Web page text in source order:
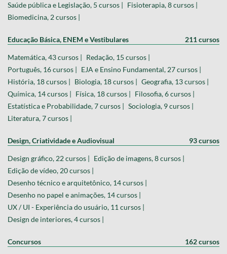
Saúde pública e Legislação, 5 cursos |
Fisioterapia, 8 cursos |
Biomedicina, 2 cursos |
Educação Básica, ENEM e Vestibulares 211 cursos
Matemática, 43 cursos |
Redação, 15 cursos |
Português, 16 cursos |
EJA e Ensino Fundamental, 27 cursos |
História, 18 cursos |
Biologia, 18 cursos |
Geografia, 13 cursos |
Química, 14 cursos |
Física, 18 cursos |
Filosofia, 6 cursos |
Estatística e Probabilidade, 7 cursos |
Sociologia, 9 cursos |
Literatura, 7 cursos |
Design, Criatividade e Audiovisual 93 cursos
Design gráfico, 22 cursos |
Edição de imagens, 8 cursos |
Edição de vídeo, 20 cursos |
Desenho técnico e arquitetônico, 14 cursos |
Desenho no papel e animações, 14 cursos |
UX / UI - Experiência do usuário, 11 cursos |
Design de interiores, 4 cursos |
Concursos 162 cursos